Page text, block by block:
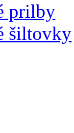
prilby
šiltovky